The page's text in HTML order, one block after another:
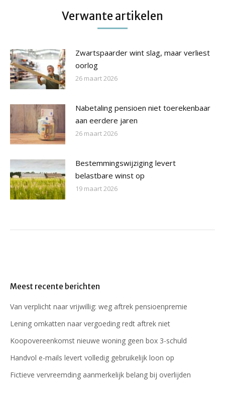
Verwante artikelen
Zwartspaarder wint slag, maar verliest
oorlog
26 maart 2026
Nabetaling pensioen niet toerekenbaar
aan eerdere jaren
26 maart 2026
Bestemmingswijziging levert
belastbare winst op
19 maart 2026
Meest recente berichten
Van verplicht naar vrijwillig: weg aftrek pensioenpremie
Lening omkatten naar vergoeding redt aftrek niet
Koopovereenkomst nieuwe woning geen box 3-schuld
Handvol e-mails levert volledig gebruikelijk loon op
Fictieve vervreemding aanmerkelijk belang bij overlijden